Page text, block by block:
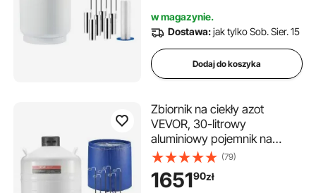
do przechowywania nasienia,
do zastosowań naukowych
w magazynie.
Dostawa:jak tylko Sob. Sier. 15
Dodaj do koszyka
Zbiornik na ciekły azot
VEVOR, 30-litrowy
aluminiowy pojemnik na
ciekły azot, zbiornik Dewara
na LN2 z 6 kanistrami i torbą
transportową z paskami,
(79)
165190zł